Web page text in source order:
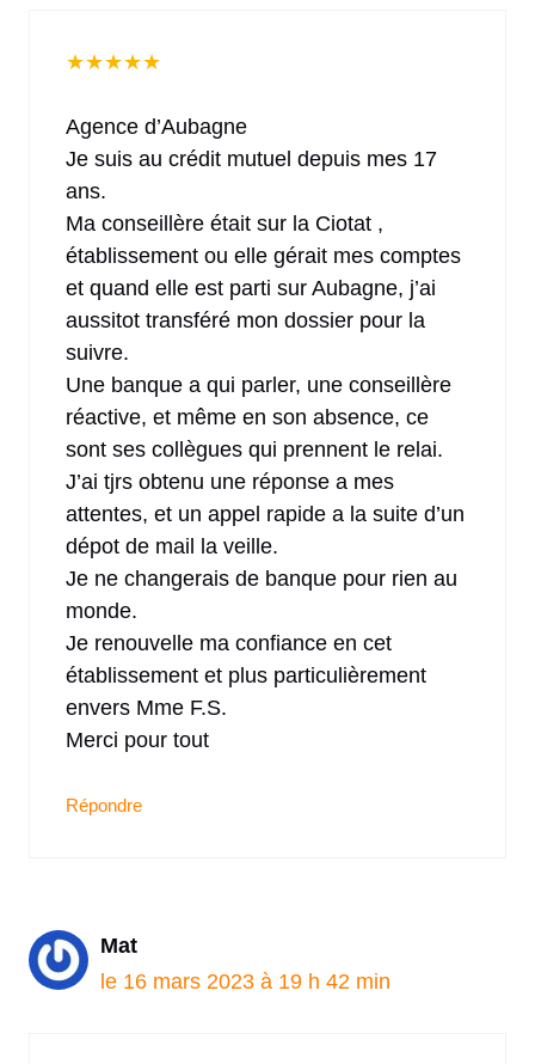
★★★★★
Agence d’Aubagne
Je suis au crédit mutuel depuis mes 17
ans.
Ma conseillère était sur la Ciotat ,
établissement ou elle gérait mes comptes
et quand elle est parti sur Aubagne, j’ai
aussitot transféré mon dossier pour la
suivre.
Une banque a qui parler, une conseillère
réactive, et même en son absence, ce
sont ses collègues qui prennent le relai.
J’ai tjrs obtenu une réponse a mes
attentes, et un appel rapide a la suite d’un
dépot de mail la veille.
Je ne changerais de banque pour rien au
monde.
Je renouvelle ma confiance en cet
établissement et plus particulièrement
envers Mme F.S.
Merci pour tout
Répondre
Mat
le 16 mars 2023 à 19 h 42 min